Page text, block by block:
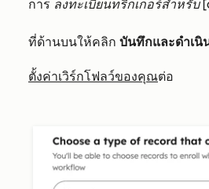
การ ลงทะเบียนทริกเกอร์สำหรับ
ที่ด้านบนให้คลิก บันทึกและดำเนิ
ตั้งค่าเวิร์กโฟลว์ของคุณต่อ